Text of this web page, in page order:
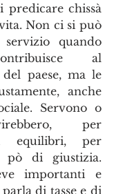
predicare chissà
Non ci si può
quando
al
paese, ma le
anche
Servono o
per
equilibri, per
pò di giustizia.
importanti e
di tasse e di